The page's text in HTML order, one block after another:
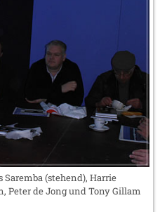
(stehend), Harrie
Peter de Jong und Tony Gillam